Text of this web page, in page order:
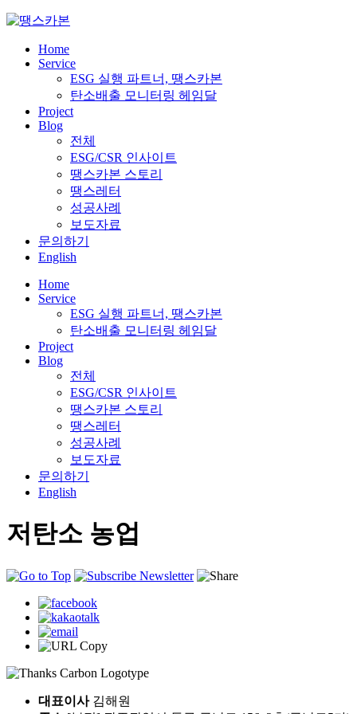
Skip
contentHome
Service
ESG 실행 파트너, 땡스카본
탄소배출 모니터링 헤임달
Project
Blog
전체
ESG/CSR 인사이트
땡스카본 스토리
땡스레터
성공사례
보도자료
문의하기
English
Home
Service
ESG 실행 파트너, 땡스카본
탄소배출 모니터링 헤임달
Project
Blog
전체
ESG/CSR 인사이트
땡스카본 스토리
땡스레터
성공사례
보도자료
문의하기
English
저탄소 농업
대표이사김해원